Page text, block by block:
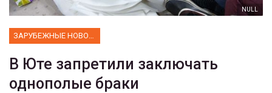
NULL
В Юте запретили заключать
однополые браки